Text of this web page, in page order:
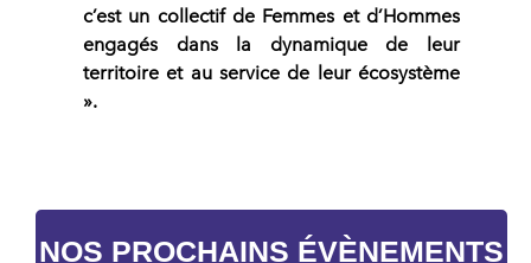
c’est un collectif de Femmes et d’Hommes
engagés dans la dynamique de leur
territoire et au service de leur écosystème
».
NOS PROCHAINS ÉVÈNEMENTS